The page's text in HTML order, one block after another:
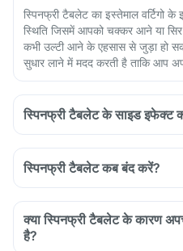
स्पिनफ्री टैबलेट का इस्तेमाल वर्टिगो
स्थिति जिसमें आपको चक्कर आने या
कभी उल्टी आने के एहसास से जुड़ा हो
सुधार लाने में मदद करती है ताकि आप
स्पिनफ्री टैबलेट के साइड इफेक्ट
स्पिनफ्री टैबलेट कब बंद करें?
क्या स्पिनफ्री टैबलेट के कारण
है?